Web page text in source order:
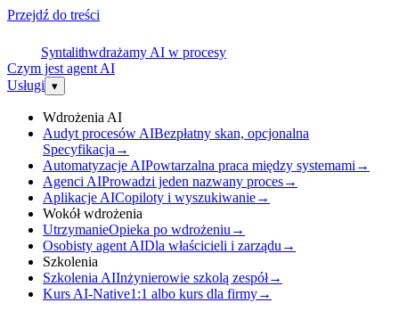
Przejdź do treści
Syntalithwdrażamy AI w procesy
Czym jest agent AI
Usługi ▾
Wdrożenia AI
Audyt procesów AIBezpłatny skan, opcjonalna
Specyfikacja →
Automatyzacje AIPowtarzalna praca między systemami →
Agenci AIProwadzi jeden nazwany proces→
Aplikacje AICopiloty i wyszukiwanie→
Wokół wdrożenia
UtrzymanieOpieka po wdrożeniu →
Osobisty agent AIDla właścicieli i zarządu →
Szkolenia
Szkolenia AIInżynierowie szkolą zespół→
Kurs AI-Native1:1 albo kurs dla firmy→